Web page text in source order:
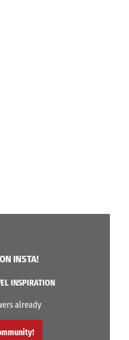
INSTA!
INSPIRATION
already